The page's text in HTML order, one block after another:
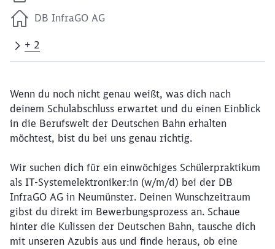
DB InfraGO AG
+ 2
Wenn du noch nicht genau weißt, was dich nach
deinem Schulabschluss erwartet und du einen Einblick
in die Berufswelt der Deutschen Bahn erhalten
möchtest, bist du bei uns genau richtig.
Wir suchen dich für ein einwöchiges Schülerpraktikum
als IT-Systemelektroniker:in (w/m/d) bei der DB
InfraGO AG in Neumünster. Deinen Wunschzeitraum
gibst du direkt im Bewerbungsprozess an. Schaue
hinter die Kulissen der Deutschen Bahn, tausche dich
mit unseren Azubis aus und finde heraus, ob eine